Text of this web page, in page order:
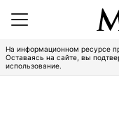
На информационном ресурсе
Оставаясь на сайте, вы
использование.